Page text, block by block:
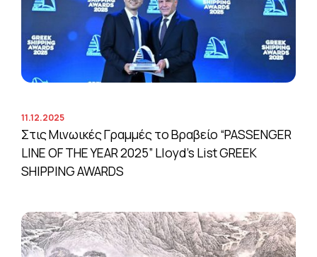
11.12.2025
Στις Μινωικές Γραμμές το Βραβείο “PASSENGER
LINE OF THE YEAR 2025” Lloyd’s List GREEK
SHIPPING AWARDS